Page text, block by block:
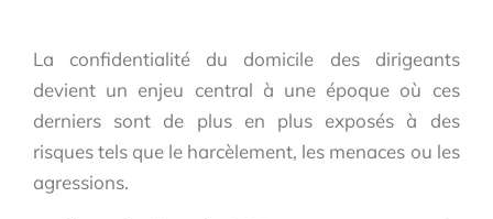
La confidentialité du domicile des dirigeants
devient un enjeu central à une époque où ces
derniers sont de plus en plus exposés à des
risques tels que le harcèlement, les menaces ou les
agressions.